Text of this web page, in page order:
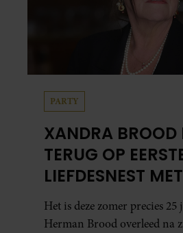
PARTY
XANDRA BROOD
TERUG OP
LIEFDESNEST
BROOD: “HIER IS
GEBOREN”
Het is deze zomer precies 25
Herman Brood overleed na